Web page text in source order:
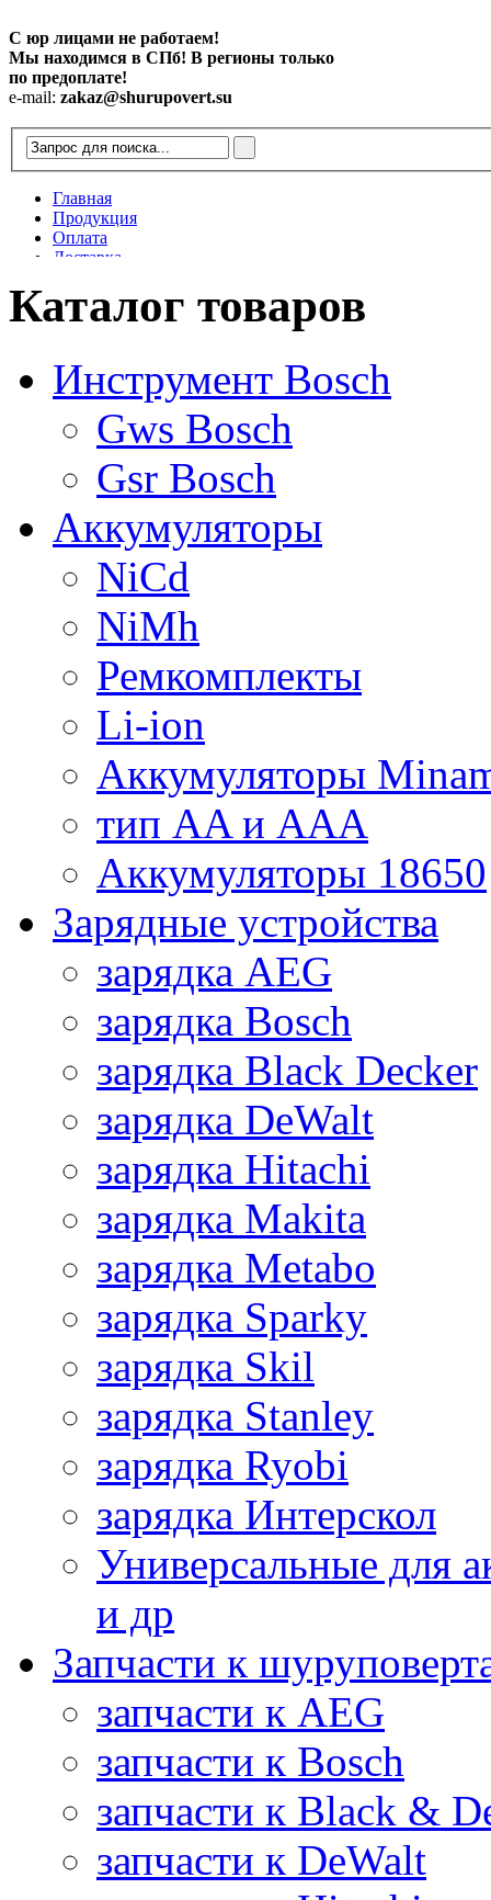
С юр лицами не работаем!
Мы находимся в СПб! В регионы только
по предоплате!
e-mail: zakaz@shurupovert.su
Главная
Продукция
Оплата
Доставка
Статьи
Каталог товаров
Инструмент Bosch
Gws Bosch
Gsr Bosch
Аккумуляторы
NiCd
NiMh
Ремкомплекты
Li-ion
Аккумуляторы
тип AA и AAA
Аккумуляторы 18650
Зарядные устройства
зарядка AEG
зарядка Bosch
зарядка Black Decker
зарядка DeWalt
зарядка Hitachi
зарядка Makita
зарядка Metabo
зарядка Sparky
зарядка Skil
зарядка Stanley
зарядка Ryobi
зарядка Интерскол
Универсальные для
и др
Запчасти к
запчасти к AEG
запчасти к Bosch
запчасти к Black &
запчасти к DeWalt